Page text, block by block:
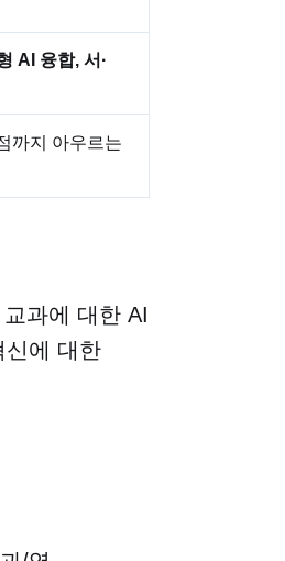
AI 융합, 서·
까지 아우르는
과에 대한 AI
신에 대한